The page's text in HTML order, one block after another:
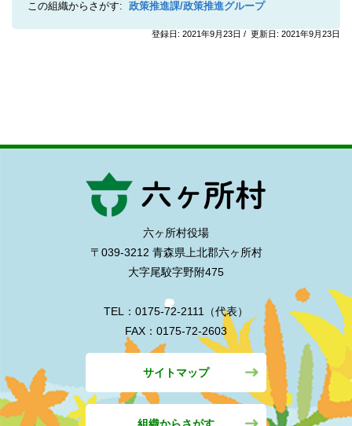
この組織からさがす: 政策推進課/政策推進グループ
登録日: 2021年9月23日 / 更新日: 2021年9月23日
六ヶ所村役場
〒039-3212 青森県上北郡六ヶ所村
大字尾駮字野附475
TEL：0175-72-2111（代表）
FAX：0175-72-2603
サイトマップ